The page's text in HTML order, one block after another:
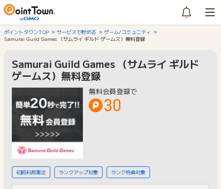
ポイントタウンTOP サービスで貯める
ゲーム/コミュニティ
Samurai Guild Games （サムライ ギルド ゲームス）無料登録
Samurai Guild Games （サムライ ギルド
ゲームス）無料登録
無料会員登録で
30
初回利用限定 ランクアップ対象 ランク特典対象